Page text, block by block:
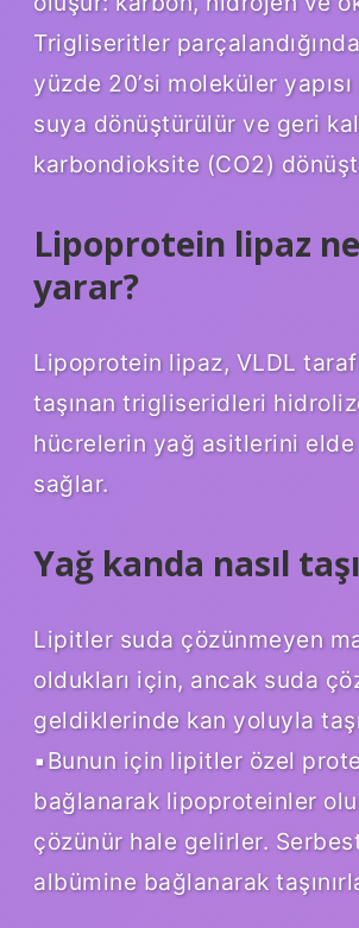
Trigliseritler
yüzde 20’si moleküler
suya dönüştürülür ve geri
karbondioksite (CO2)
Lipoprotein lipaz
yarar?
Lipoprotein lipaz, VLDL
taşınan trigliseridleri
hücrelerin yağ asitlerini
sağlar.
Yağ kanda nasıl
Lipitler suda çözünmeyen
oldukları için, ancak suda
geldiklerinde kan yoluyla
▪Bunun için lipitler özel
bağlanarak lipoproteinler
çözünür hale gelirler.
albümine bağlanarak